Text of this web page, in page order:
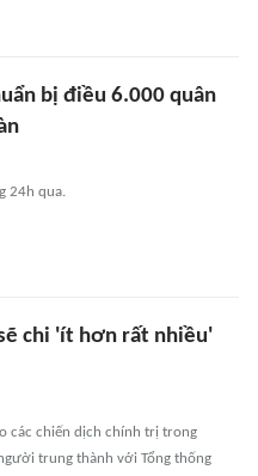
bị điều 6.000 quân
24h qua.
chi 'ít hơn rất nhiều'
các chiến dịch chính trị trong
trung thành với Tổng thống